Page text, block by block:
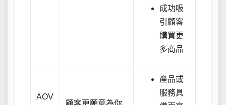
成功吸
引顧客
購買更
多商品
AOV
產品或
服務具